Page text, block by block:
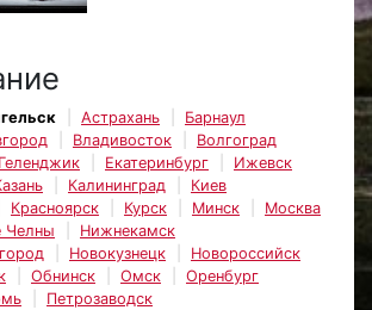
Астрахань
Барнаул
Владивосток
Волгоград
Геленджик Екатеринбург
Ижевск
Калининград
Киев
Красноярск Курск Минск
Москва
Челны
Нижнекамск
Новокузнецк
Новороссийск
Обнинск Омск
Оренбург
Петрозаводск